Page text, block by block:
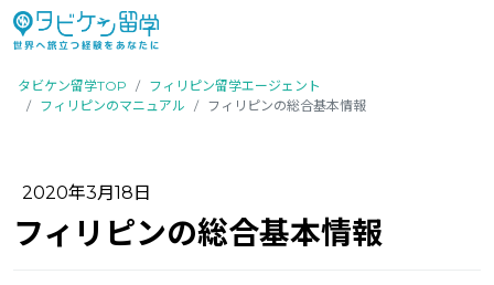
タビケン留学TOP
フィリピン留学エージェント
フィリピンのマニュアル
フィリピンの総合基本情報
2020年3月18日
フィリピンの総合基本情報